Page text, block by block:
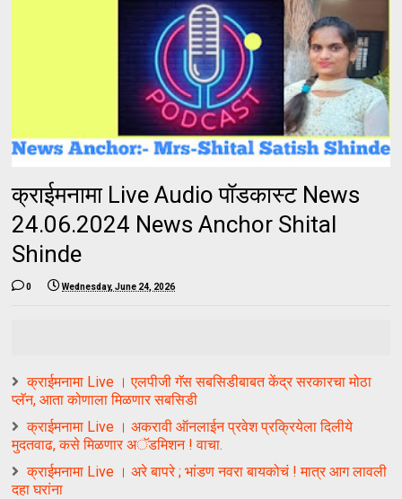
क्राईमनामा Live Audio पॉडकास्ट News
24.06.2024 News Anchor Shital
Shinde
0 Wednesday, June 24, 2026
क्राईमनामा Live । एलपीजी गॅस सबसिडीबाबत केंद्र सरकारचा मोठा
प्लॅन, आता कोणाला मिळणार सबसिडी
क्राईमनामा Live । अकरावी ऑनलाईन प्रवेश प्रक्रियेला दिलीये
मुदतवाढ, कसे मिळणार अॅडमिशन ! वाचा.
क्राईमनामा Live । अरे बापरे ; भांडण नवरा बायकोचं ! मात्र आग लावली
दहा घरांना